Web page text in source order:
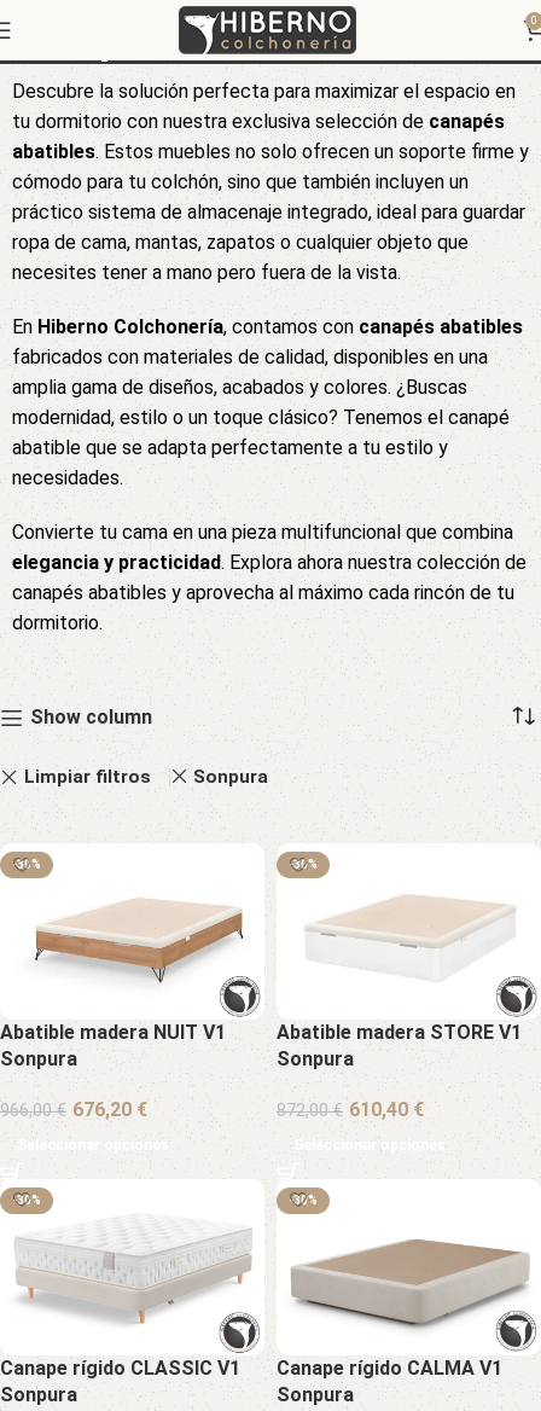
0
Canapés
Descubre la solución perfecta para maximizar el espacio en
tu dormitorio con nuestra exclusiva selección decanapés
abatibles. Estos muebles no solo ofrecen un soporte firme y
cómodo para tu colchón, sino que también incluyen un
práctico sistema de almacenaje integrado, ideal para guardar
ropa de cama, mantas, zapatos o cualquier objeto que
necesites tener a mano pero fuera de la vista.
EnHiberno Colchonería, contamos con canapés abatibles
fabricados con materiales de calidad, disponibles en una
amplia gama de diseños, acabados y colores. ¿Buscas
modernidad, estilo o un toque clásico? Tenemos el canapé
abatible que se adapta perfectamente a tu estilo y
necesidades.
Convierte tu cama en una pieza multifuncional que combina
elegancia y practicidad. Explora ahora nuestra colección de
canapés abatibles y aprovecha al máximo cada rincón de tu
dormitorio.
Show column
Limpiar filtros Sonpura
-30%
Abatible madera NUIT V1
Sonpura
966,00€ €
Seleccionar opciones
-30%
Abatible madera STORE V1
Sonpura
872,00€ €
Seleccionar opciones
-30%
Canape rígido CLASSIC V1
Sonpura
-30%
Canape rígido CALMA V1
Sonpura